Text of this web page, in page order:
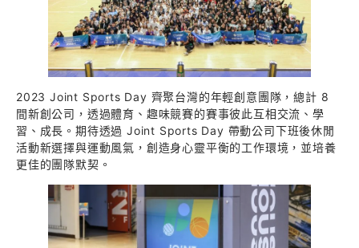
2023 Joint Sports Day 齊聚台灣的年輕創意團隊，總計 8
間新創公司，透過體育、趣味競賽的賽事彼此互相交流、學
習、成長。期待透過 Joint Sports Day 帶動公司下班後休閒
活動新選擇與運動風氣，創造身心靈平衡的工作環境，並培養
更佳的團隊默契。